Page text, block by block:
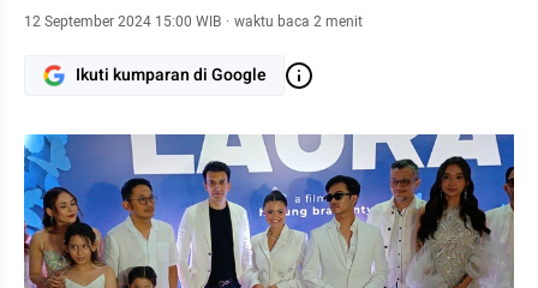
12 September 2024 15:00 WIB · waktu baca 2 menit
Ikuti kumparan di Google